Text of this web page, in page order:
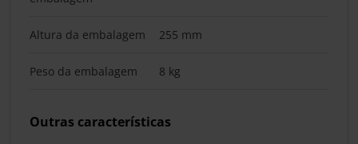
Altura da embalagem 255 mm
Peso da embalagem 8 kg
Outras características